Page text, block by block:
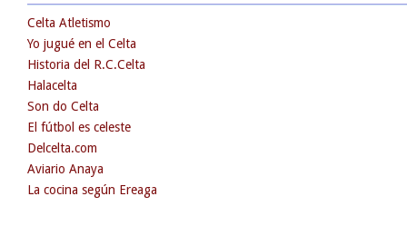
Celta Atletismo
Yo jugué en el Celta
Historia del R.C.Celta
Halacelta
Son do Celta
El fútbol es celeste
Delcelta.com
Aviario Anaya
La cocina según Ereaga